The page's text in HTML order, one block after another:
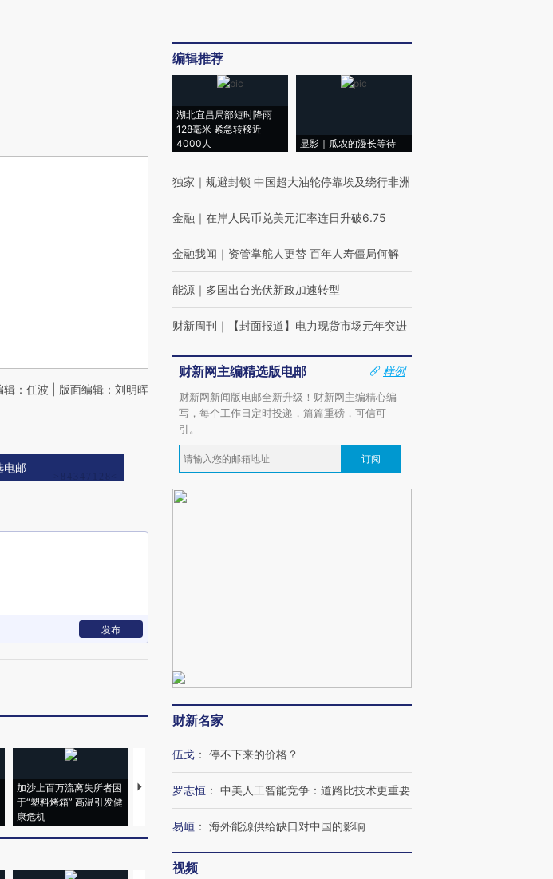
辑：任波 | 版面编辑：刘明晖
电邮
发布
加沙上百万流离失所者困
于“塑料烤箱” 高温引发健
康危机
视线｜HYROX的吸金
马航飞行员跨国走私7万
视线｜被称为“蟑螂”的印
编辑推荐
湖北宜昌局部短时降雨
128毫米 紧急转移近
4000人
显影｜瓜农的漫长等待
独家 ｜ 规避封锁 中国超大油轮停靠埃及绕行非洲
金融 ｜ 在岸人民币兑美元汇率连日升破6.75
金融我闻 ｜ 资管掌舵人更替 百年人寿僵局何解
能源 ｜ 多国出台光伏新政加速转型
财新周刊 ｜ 【封面报道】电力现货市场元年突进
财新网主编精选版电邮
样例
财新网新闻版电邮全新升级！财新网主编精心编
写，每个工作日定时投递，篇篇重磅，可信可
引。
订阅
财新名家
伍戈 ： 停不下来的价格？
罗志恒 ： 中美人工智能竞争：道路比技术更重要
易峘 ： 海外能源供给缺口对中国的影响
视频